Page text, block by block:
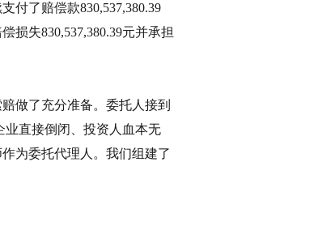
付了赔偿款830,537,380.39
损失830,537,380.39元并承担
做了充分准备。委托人接到
业直接倒闭、投资人血本无
为委托代理人。我们组建了